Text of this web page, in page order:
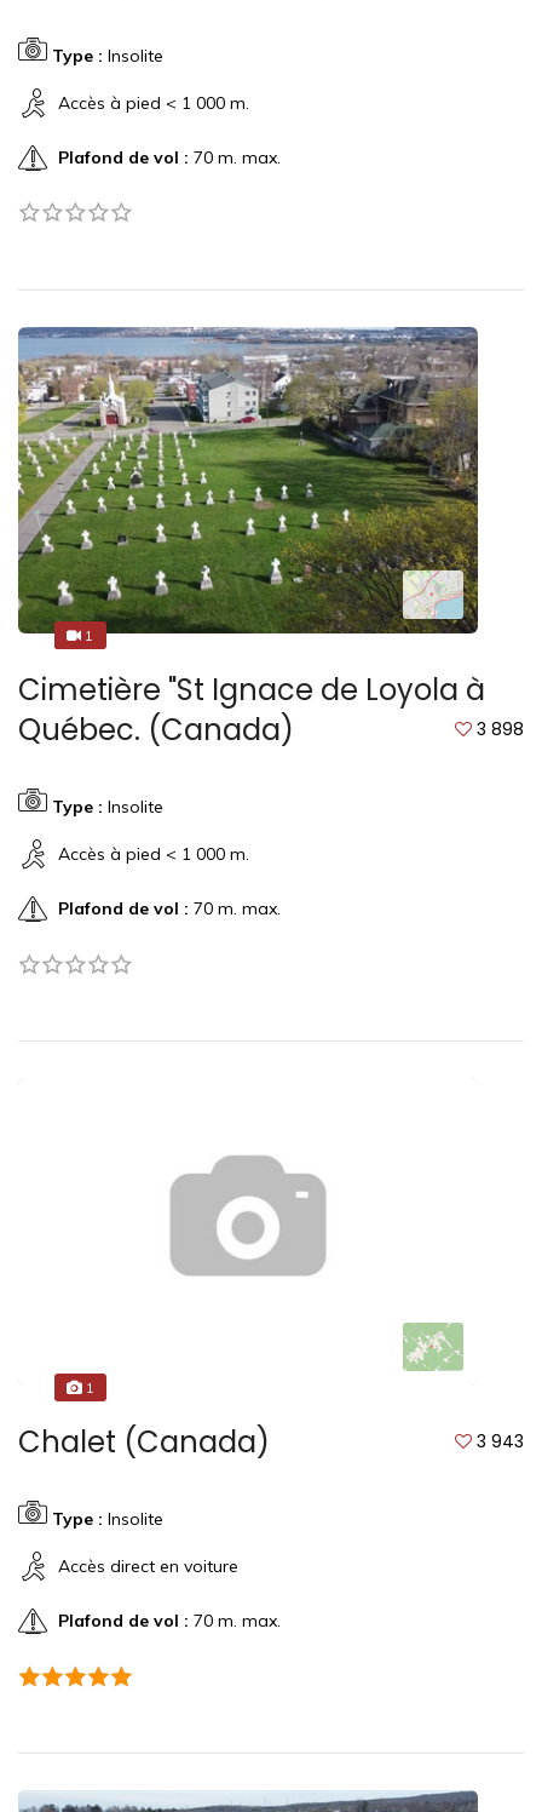
Type : Insolite
Accès à pied < 1 000 m.
Plafond de vol : 70 m. max.
1
1
Cimetière "St Ignace de Loyola à
Québec. (Canada)
3 898
Type : Insolite
Accès à pied < 1 000 m.
Plafond de vol : 70 m. max.
1
Chalet (Canada) 3 943
Type : Insolite
Accès direct en voiture
Plafond de vol : 70 m. max.